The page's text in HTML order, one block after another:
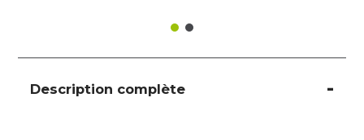
Description complète